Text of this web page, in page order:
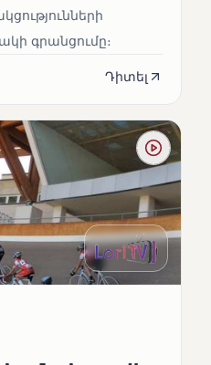
գրանցումը։
Դիտել